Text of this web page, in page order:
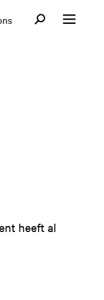
OpenOpen menu
heeft al